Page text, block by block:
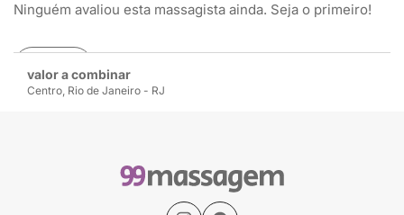
valor a combinar
Centro, Rio de Janeiro - RJ
Ninguém avaliou esta massagista ainda. Seja o primeiro!
Avaliar